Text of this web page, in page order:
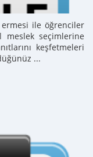
ermesi ile öğrenciler
meslek seçimlerine
keşfetmeleri
...